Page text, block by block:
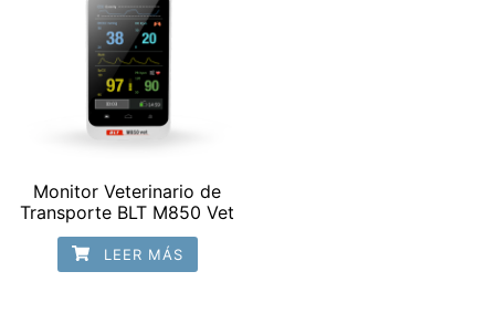
Monitor Veterinario de
Transporte BLT M850 Vet
LEER MÁS